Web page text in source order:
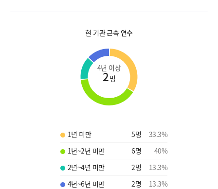
현 기관 근속 연수
4년 이상
2명
1년 미만 5명 33.3%
1년~2년 미만
6명 40%
2년~4년 미만
2명 13.3%
4년~6년 미만
2명 13.3%